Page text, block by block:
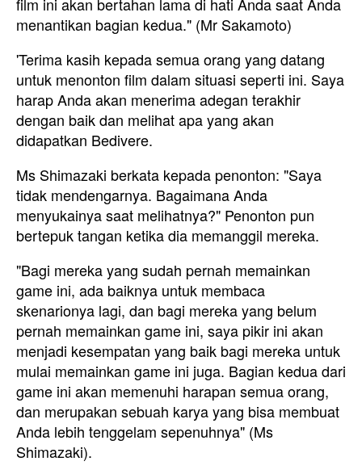
menantikan bagian kedua." (Mr Sakamoto)
'Terima kasih kepada semua orang yang datang
untuk menonton film dalam situasi seperti ini. Saya
harap Anda akan menerima adegan terakhir
dengan baik dan melihat apa yang akan
didapatkan Bedivere.
Ms Shimazaki berkata kepada penonton: "Saya
tidak mendengarnya. Bagaimana Anda
menyukainya saat melihatnya?" Penonton pun
bertepuk tangan ketika dia memanggil mereka.
"Bagi mereka yang sudah pernah memainkan
game ini, ada baiknya untuk membaca
skenarionya lagi, dan bagi mereka yang belum
pernah memainkan game ini, saya pikir ini akan
menjadi kesempatan yang baik bagi mereka untuk
mulai memainkan game ini juga. Bagian kedua dari
game ini akan memenuhi harapan semua orang,
dan merupakan sebuah karya yang bisa membuat
Anda lebih tenggelam sepenuhnya" (Ms
Shimazaki).